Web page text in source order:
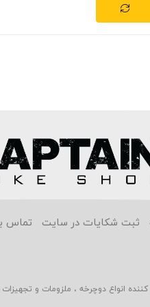
ثبت شکایات در سایت تماس
کننده انواع دوچرخه ، ملزومات و